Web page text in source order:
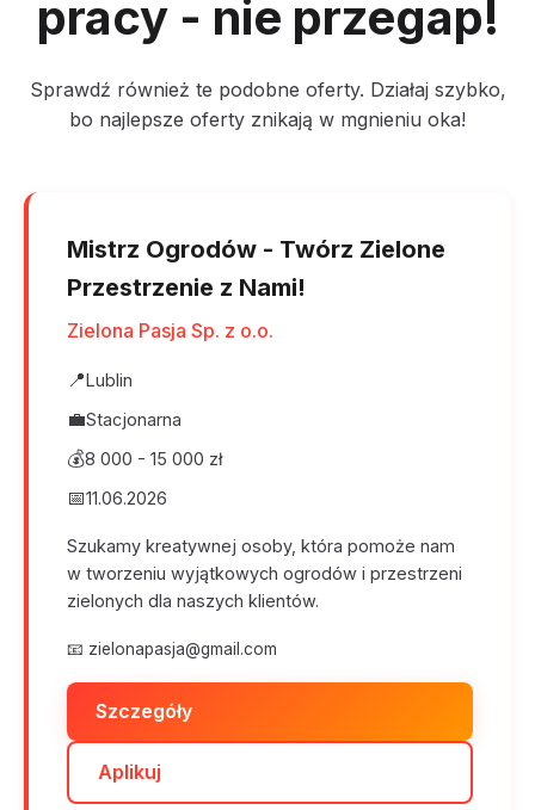
pracy - nie przegap!
Sprawdź również te podobne oferty. Działaj szybko,
bo najlepsze oferty znikają w mgnieniu oka!
Mistrz Ogrodów - Twórz Zielone
Przestrzenie z Nami!
Zielona Pasja Sp. z o.o.
📍Lublin
💼Stacjonarna
💰8 000 - 15 000 zł
📅11.06.2026
Szukamy kreatywnej osoby, która pomoże nam
w tworzeniu wyjątkowych ogrodów i przestrzeni
zielonych dla naszych klientów.
📧 zielonapasja@gmail.com
Szczegóły
Aplikuj